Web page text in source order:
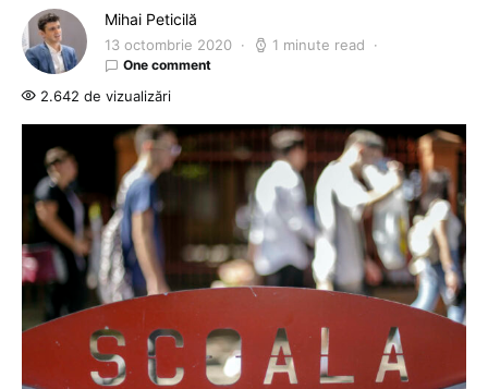
Mihai Peticilă
13 octombrie 2020 1 minute read
One comment
2.642 de vizualizări